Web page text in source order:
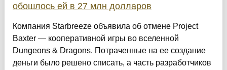
обошлось ей в 27 млн долларов
Компания Starbreeze объявила об отмене Project
Baxter — кооперативной игры во вселенной
Dungeons & Dragons. Потраченные на ее создание
деньги было решено списать, а часть разработчиков